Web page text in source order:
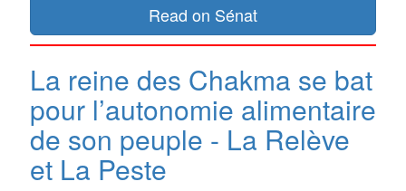
Read on Sénat
La reine des Chakma se bat
pour l’autonomie alimentaire
de son peuple - La Relève
et La Peste